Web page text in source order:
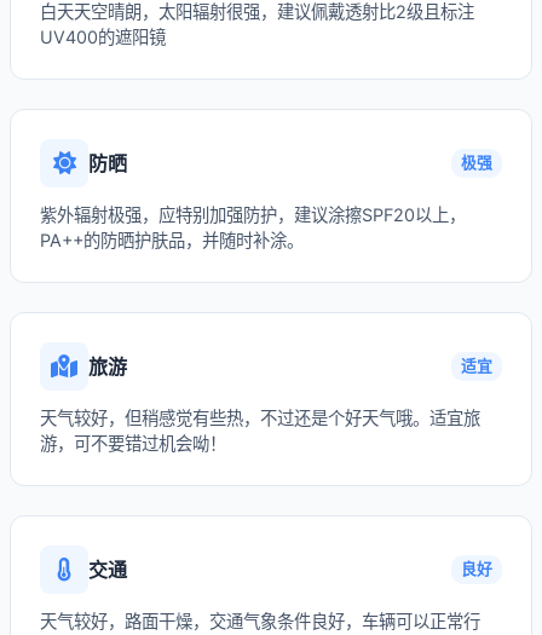
白天天空晴朗，太阳辐射很强，建议佩戴透射比2级且标注
UV400的遮阳镜
防晒 极强
紫外辐射极强，应特别加强防护，建议涂擦SPF20以上，
PA++的防晒护肤品，并随时补涂。
旅游 适宜
天气较好，但稍感觉有些热，不过还是个好天气哦。适宜旅
游，可不要错过机会呦！
交通 良好
天气较好，路面干燥，交通气象条件良好，车辆可以正常行